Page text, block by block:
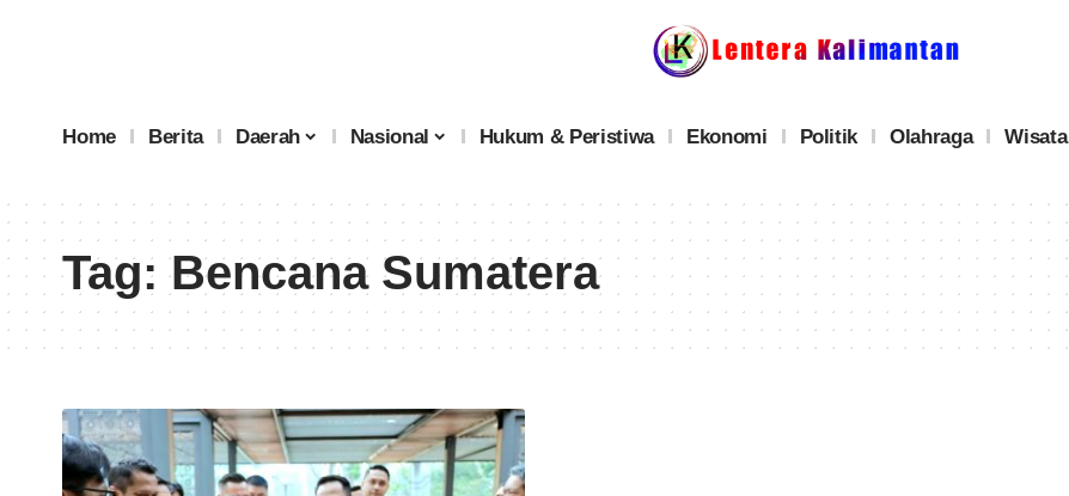
Home Berita Daerah Nasional Hukum & Peristiwa Ekonomi Politik Olahraga Wisata
Tag:Bencana Sumatera